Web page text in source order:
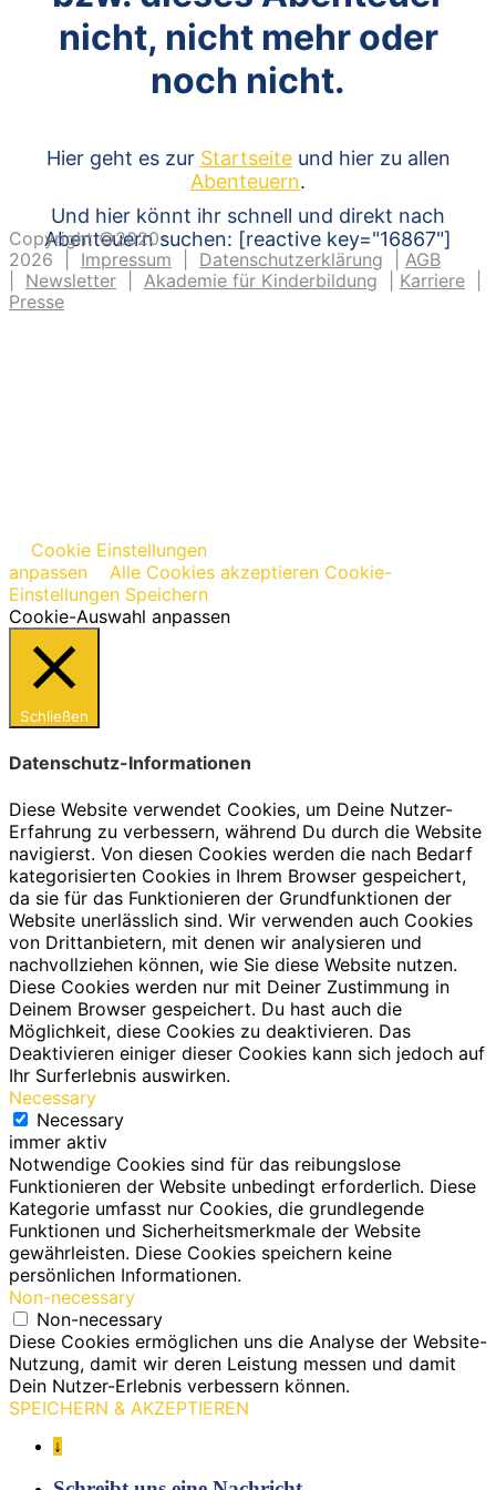
nicht, nicht mehr oder
noch nicht.
Hier geht es zur Startseiteund hier zu allen
Abenteuern.
Und hier könnt ihr schnell und direkt nach
Abenteuern suchen: [reactive key="16867"]
Copyright ©2020-
2026 | Impressum Datenschutzerklärung
AGB
Newsletter Akademie für Kinderbildung Karriere
Presse
Cookie Einstellungen
anpassen
Alle Cookies akzeptieren Cookie-
Einstellungen Speichern
Cookie-Auswahl anpassen
Schließen
Datenschutz-Informationen
Diese Website verwendet Cookies, um Deine Nutzer-
Erfahrung zu verbessern, während Du durch die Website
navigierst. Von diesen Cookies werden die nach Bedarf
kategorisierten Cookies in Ihrem Browser gespeichert,
da sie für das Funktionieren der Grundfunktionen der
Website unerlässlich sind. Wir verwenden auch Cookies
von Drittanbietern, mit denen wir analysieren und
nachvollziehen können, wie Sie diese Website nutzen.
Diese Cookies werden nur mit Deiner Zustimmung in
Deinem Browser gespeichert. Du hast auch die
Möglichkeit, diese Cookies zu deaktivieren. Das
Deaktivieren einiger dieser Cookies kann sich jedoch auf
Ihr Surferlebnis auswirken.
Necessary
Necessary
immer aktiv
Notwendige Cookies sind für das reibungslose
Funktionieren der Website unbedingt erforderlich. Diese
Kategorie umfasst nur Cookies, die grundlegende
Funktionen und Sicherheitsmerkmale der Website
gewährleisten. Diese Cookies speichern keine
persönlichen Informationen.
Non-necessary
Non-necessary
Diese Cookies ermöglichen uns die Analyse der Website-
Nutzung, damit wir deren Leistung messen und damit
Dein Nutzer-Erlebnis verbessern können.
SPEICHERN & AKZEPTIEREN
↓